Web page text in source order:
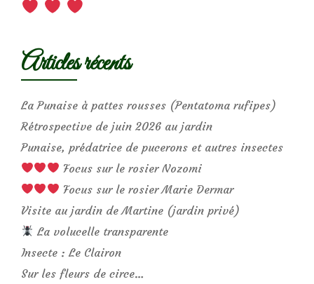
Articles récents
La Punaise à pattes rousses (Pentatoma rufipes)
Rétrospective de juin 2026 au jardin
Punaise, prédatrice de pucerons et autres insectes
Focus sur le rosier Nozomi
Focus sur le rosier Marie Dermar
Visite au jardin de Martine (jardin privé)
La volucelle transparente
Insecte : Le Clairon
Sur les fleurs de circe…